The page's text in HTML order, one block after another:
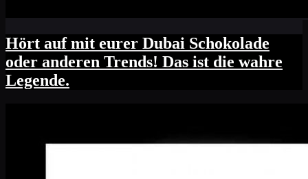
Hört auf mit eurer Dubai Schokolade
oder anderen Trends! Das ist die wahre
Legende.